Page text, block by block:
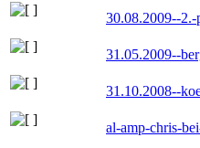
30.08.2009--
31.05.2009--
31.10.2008--
al-amp-chris-